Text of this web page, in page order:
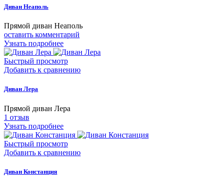
Диван Неаполь
Прямой диван Неаполь
оставить комментарий
Узнать подробнее
Быстрый просмотр
Добавить к сравнению
Диван Лера
Прямой диван Лера
1 отзыв
Узнать подробнее
Быстрый просмотр
Добавить к сравнению
Диван Констанция